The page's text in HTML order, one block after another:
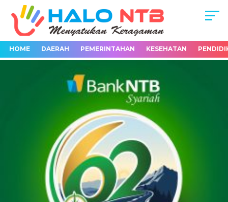
HOME DAERAH PEMERINTAHAN KESEHATAN